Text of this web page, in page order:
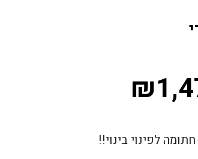
לפינוי בינוי!!